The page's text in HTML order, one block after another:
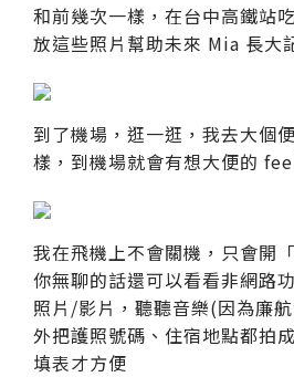
和前幾次一樣，在台中高鐵站
放這些照片幫助未來 Mia 長大
到了機場，逛一逛，我去大個
樣，到機場就會有想大便的
我在飛機上不會關機，只會開
你無聊的話還可以看看非網路
照片/影片，聽聽音樂(因為廉
外把護照號碼、住宿地點都拍
填表才方便